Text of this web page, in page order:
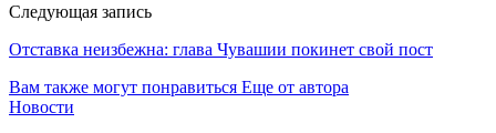
Следующая запись
Отставка неизбежна: глава Чувашии покинет свой пост
Вам также могут понравиться Еще от автора
Новости